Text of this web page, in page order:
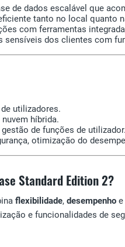
de dados escalável que
tanto no local quanto
com ferramentas
sensíveis dos clientes com
utilizadores.
híbrida.
de funções de utilizador.
otimização do
Standard Edition 2?
flexibilidade, desempenho e
e funcionalidades de